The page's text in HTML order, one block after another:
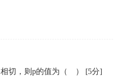
相切，则p的值为（ ） [5分]